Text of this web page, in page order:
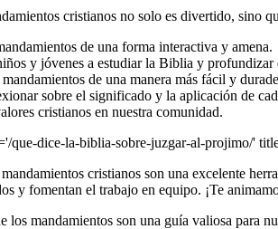
cristianos no solo es divertido, sino
de una forma interactiva y amena.
y jóvenes a estudiar la Biblia y profundizar
de una manera más fácil y
sobre el significado y la aplicación de
cristianos en nuestra comunidad.
que-dice-la-biblia-sobre-juzgar-al-projimo/'
cristianos son una excelente
y fomentan el trabajo en equipo. ¡Te
los mandamientos son una guía valiosa para